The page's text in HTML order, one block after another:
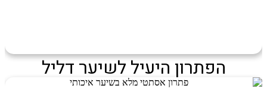
הפתרון היעיל לשיער דליל